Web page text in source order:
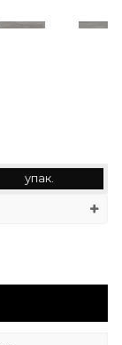
упак.